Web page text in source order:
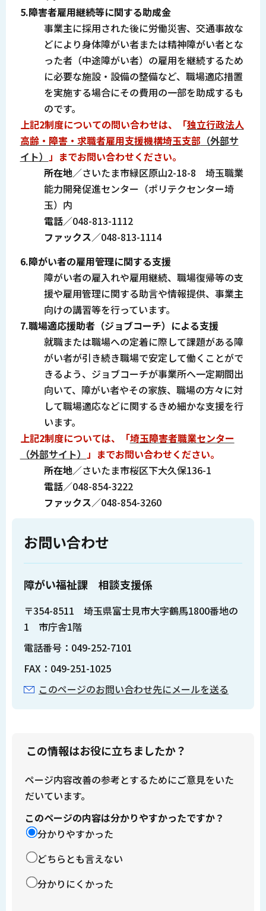
5.障害者雇用継続等に関する助成金
事業主に採用された後に労働災害、交通事故な
どにより身体障がい者または精神障がい者とな
った者（中途障がい者）の雇用を継続するため
に必要な施設・設備の整備など、職場適応措置
を実施する場合にその費用の一部を助成するも
のです。
上記2制度についての問い合わせは、「独立行政法人
高齢・障害・求職者雇用支援機構埼玉支部 （外部サ
イト） 」 までお問い合わせください。
所在地／さいたま市緑区原山2-18-8 埼玉職業
能力開発促進センター（ポリテクセンター埼
玉）内
電話／048-813-1112
ファックス／048-813-1114
6.障がい者の雇用管理に関する支援
障がい者の雇入れや雇用継続、職場復帰等の支
援や雇用管理に関する助言や情報提供、事業主
向けの講習等を行っています。
7.職場適応援助者（ジョブコーチ）による支援
就職または職場への定着に際して課題がある障
がい者が引き続き職場で安定して働くことがで
きるよう、ジョブコーチが事業所へ一定期間出
向いて、障がい者やその家族、職場の方々に対
して職場適応などに関するきめ細かな支援を行
います。
上記2制度については、「埼玉障害者職業センター
（外部サイト）
」までお問い合わせください。
所在地／さいたま市桜区下大久保136-1
電話／048-854-3222
ファックス／048-854-3260
お問い合わせ
障がい福祉課 相談支援係
〒354-8511 埼玉県富士見市大字鶴馬1800番地の
1 市庁舎1階
電話番号：049-252-7101
FAX：049-251-1025
このページのお問い合わせ先にメールを送る
この情報はお役に立ちましたか？
ページ内容改善の参考とするためにご意見をいた
だいています。
このページの内容は分かりやすかったですか？
分かりやすかった
どちらとも言えない
分かりにくかった